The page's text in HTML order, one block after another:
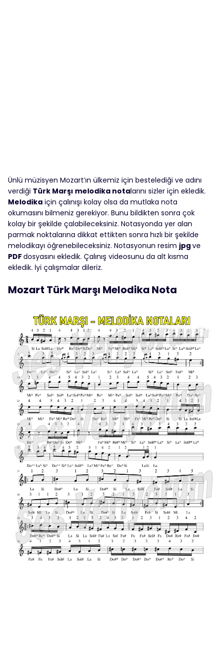
Ünlü müzisyen Mozart’ın ülkemiz için bestelediği ve adını
verdiği Türk Marşı melodika notalarını sizler için ekledik.
Melodika için çalınışı kolay olsa da mutlaka nota
okumasını bilmeniz gerekiyor. Bunu bildikten sonra çok
kolay bir şekilde çalabileceksiniz. Notasyonda yer alan
parmak noktalarına dikkat ettikten sonra hızlı bir şekilde
melodikayı öğrenebileceksiniz. Notasyonun resim jpgve
PDFdosyasını ekledik. Çalınış videosunu da alt kısma
ekledik. İyi çalışmalar dileriz.
Mozart Türk Marşı Melodika Nota